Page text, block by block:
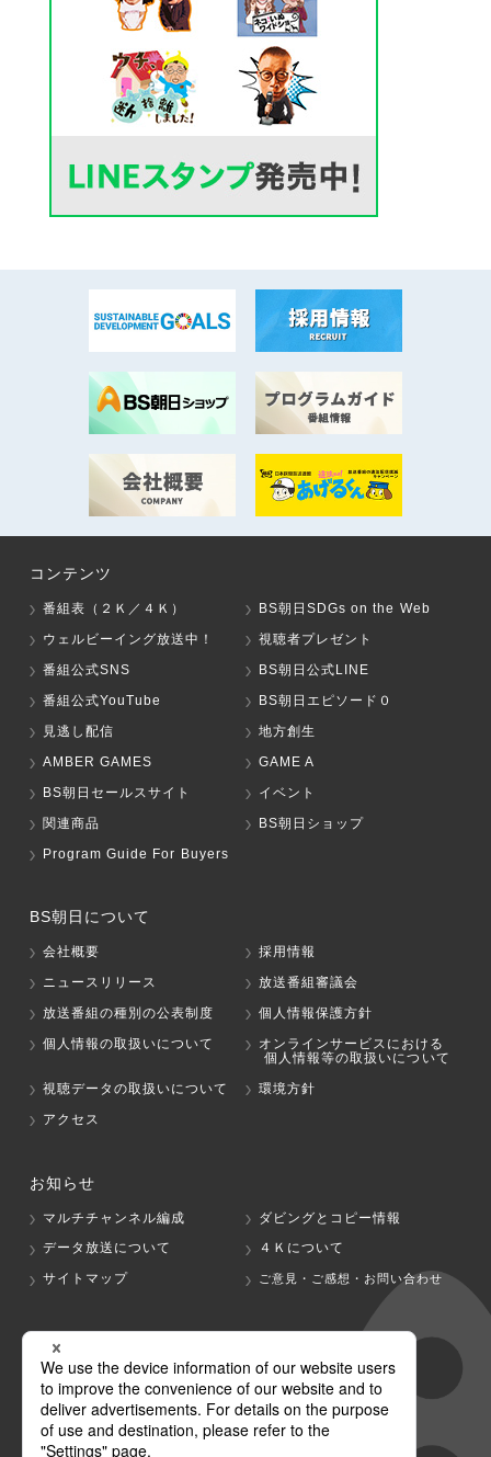
コンテンツ
番組表（２Ｋ／４Ｋ）
BS朝日SDGs on the Web
ウェルビーイング放送中！
視聴者プレゼント
番組公式SNS
BS朝日公式LINE
番組公式YouTube
BS朝日エピソード０
見逃し配信
地方創生
AMBER GAMES
GAME A
BS朝日セールスサイト
イベント
関連商品
BS朝日ショップ
Program Guide For Buyers
BS朝日について
会社概要
採用情報
ニュースリリース
放送番組審議会
放送番組の種別の公表制度
個人情報保護方針
個人情報の取扱いについて
オンラインサービスにおける
個人情報等の取扱いについて
視聴データの取扱いについて
環境方針
アクセス
お知らせ
マルチチャンネル編成
ダビングとコピー情報
データ放送について
４Ｋについて
サイトマップ
ご意見・ご感想・お問い合わせ
グループ会社
テレビ朝日 テレ朝チャンネル